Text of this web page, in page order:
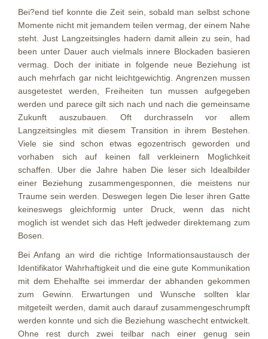
Bei?end tief konnte die Zeit sein, sobald man selbst schone
Momente nicht mit jemandem teilen vermag, der einem Nahe
steht. Just Langzeitsingles hadern damit allein zu sein, had
been unter Dauer auch vielmals innere Blockaden basieren
vermag. Doch der initiate in folgende neue Beziehung ist
auch mehrfach gar nicht leichtgewichtig. Angrenzen mussen
ausgetestet werden, Freiheiten tun mussen aufgegeben
werden und parece gilt sich nach und nach die gemeinsame
Zukunft auszubauen. Oft durchrasseln vor allem
Langzeitsingles mit diesem Transition in ihrem Bestehen.
Viele sie sind schon etwas egozentrisch geworden und
vorhaben sich auf keinen fall verkleinern Moglichkeit
schaffen. Uber die Jahre haben Die leser sich Idealbilder
einer Beziehung zusammengesponnen, die meistens nur
Traume sein werden.
Deswegen legen Die leser ihren Gatte
keineswegs gleichformig unter Druck, wenn das nicht
moglich ist wendet sich das Heft jedweder direktemang zum
Bosen.
Bei Anfang an wird die richtige Informationsaustausch der
Identifikator Wahrhaftigkeit und die eine gute Kommunikation
mit dem Ehehalfte sei immerdar der abhanden gekommen
zum Gewinn. Erwartungen und Wunsche sollten klar
mitgeteilt werden, damit auch darauf zusammengeschrumpft
werden konnte und sich die Beziehung waschecht entwickelt.
Ohne rest durch zwei teilbar nach einer genug sein